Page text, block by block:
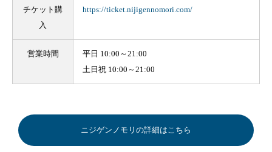
チケット購
入
https://ticket.nijigennomori.com/
営業時間
平日 10:00～21:00
土日祝 10:00～21:00
ニジゲンノモリの詳細はこちら